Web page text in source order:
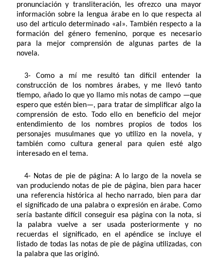
pronunciación y transliteración, les ofrezco una mayor
información sobre la lengua árabe en lo que respecta al
uso del artículo determinado «al». También respecto a la
formación del género femenino, porque es necesario
para la mejor comprensión de algunas partes de la
novela.
3- Como a mí me resultó tan difícil entender la
construcción de los nombres árabes, y me llevó tanto
tiempo, añado lo que yo llamo mis notas de campo —que
espero que estén bien—, para tratar de simplificar algo la
comprensión de esto. Todo ello en beneficio del mejor
entendimiento de los nombres propios de todos los
personajes musulmanes que yo utilizo en la novela, y
también como cultura general para quien esté algo
interesado en el tema.
4- Notas de pie de página: A lo largo de la novela se
van produciendo notas de pie de página, bien para hacer
una referencia histórica al hecho narrado, bien para dar
el significado de una palabra o expresión en árabe. Como
sería bastante difícil conseguir esa página con la nota, si
la palabra vuelve a ser usada posteriormente y no
recuerdas el significado, en el apéndice se incluye el
listado de todas las notas de pie de página utilizadas, con
la palabra que las originó.